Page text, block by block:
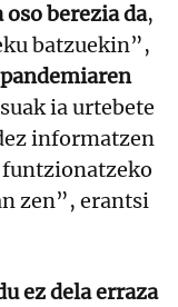
berezia da,
batzuekin”,
ia urtebete
informatzen
funtzionatzeko
zen”, erantsi
ez dela erraza